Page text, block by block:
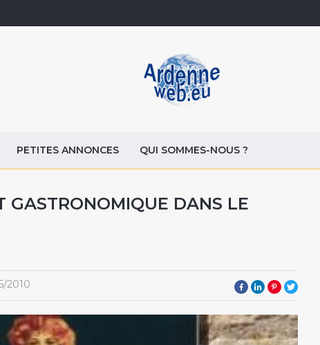
PETITES ANNONCES QUI SOMMES-NOUS ?
GASTRONOMIQUE DANS LE
2010